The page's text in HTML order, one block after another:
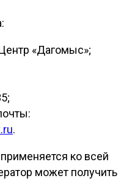
«Дагомыс»;
.
ко всей
может получить